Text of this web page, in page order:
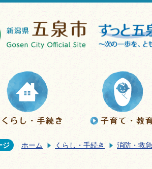
ジ ホーム くらし・手続き 消防・救急